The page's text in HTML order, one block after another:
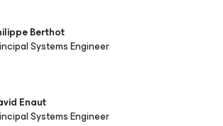
Berthot
Systems Engineer
Enaut
Systems Engineer